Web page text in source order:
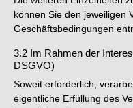
können Sie den jeweiligen
Geschäftsbedingungen
3.2 Im Rahmen der
DSGVO)
Soweit erforderlich,
eigentliche Erfüllung des